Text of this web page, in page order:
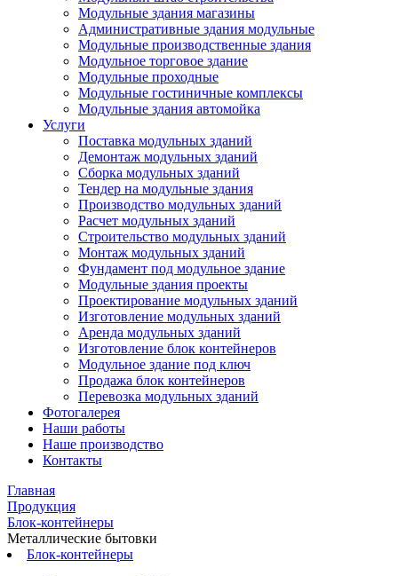
Модульные здания магазины
Административные здания модульные
Модульные производственные здания
Модульное торговое здание
Модульные проходные
Модульные гостиничные комплексы
Модульные здания автомойка
Услуги
Поставка модульных зданий
Демонтаж модульных зданий
Сборка модульных зданий
Тендер на модульные здания
Производство модульных зданий
Расчет модульных зданий
Строительство модульных зданий
Монтаж модульных зданий
Фундамент под модульное здание
Модульные здания проекты
Проектирование модульных зданий
Изготовление модульных зданий
Аренда модульных зданий
Изготовление блок контейнеров
Модульное здание под ключ
Продажа блок контейнеров
Перевозка модульных зданий
Фотогалерея
Наши работы
Наше производство
Контакты
Главная
Продукция
Блок-контейнеры
Металлические бытовки
Блок-контейнеры